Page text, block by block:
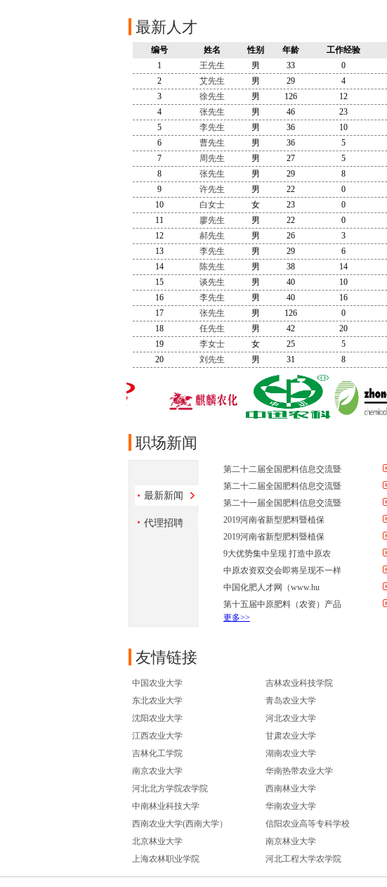
最新人才
编号 姓名 性别 年龄 工作经验
1
王先生 男 33 0
2
艾先生 男 29 4
3
徐先生 男 126 12
4
张先生 男 46 23
5
李先生 男 36 10
6
曹先生 男 36 5
7
周先生 男 27 5
8
张先生 男 29 8
9
许先生 男 22 0
10
白女士 女 23 0
11
廖先生 男 22 0
12
郝先生 男 26 3
13
李先生 男 29 6
14
陈先生 男 38 14
15
谈先生 男 40 10
16
李先生 男 40 16
17
张先生 男 126 0
18
任先生 男 42 20
19
李女士 女 25 5
20
刘先生 男 31 8
职场新闻
最新新闻
代理招聘
第二十二届全国肥料信息交流暨
第二十二届全国肥料信息交流暨
第二十一届全国肥料信息交流暨
2019河南省新型肥料暨植保
2019河南省新型肥料暨植保
9大优势集中呈现 打造中原农
中原农资双交会即将呈现不一样
中国化肥人才网（www.hu
第十五届中原肥料（农资）产品
更多>>
友情链接
中国农业大学 吉林农业科技学院
东北农业大学
青岛农业大学
沈阳农业大学
河北农业大学
江西农业大学
甘肃农业大学
吉林化工学院
湖南农业大学
南京农业大学
华南热带农业大学
河北北方学院农学院
西南林业大学
中南林业科技大学
华南农业大学
西南农业大学(西南大学）
信阳农业高等专科学校
北京林业大学
南京林业大学
上海农林职业学院
河北工程大学农学院